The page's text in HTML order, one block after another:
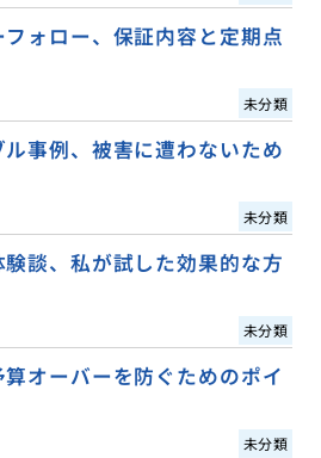
ォロー、保証内容と定期点
未分類
事例、被害に遭わないため
未分類
談、私が試した効果的な方
未分類
オーバーを防ぐためのポイ
未分類